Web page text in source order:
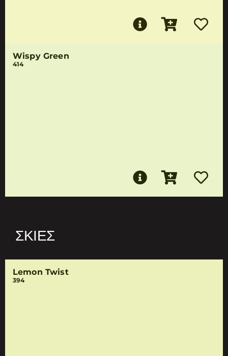
Wispy Green
414
ΣΚΙΈΣ
Lemon Twist
394